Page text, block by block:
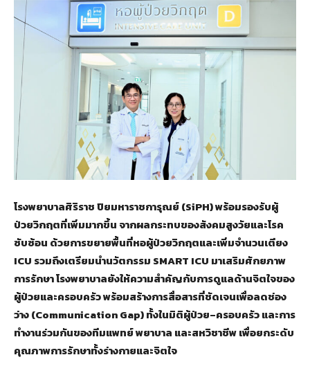
โรงพยาบาลศิริราช ปิยมหาราชการุณย์ (SiPH) พร้อมรองรับผู้
ป่วยวิกฤตที่เพิ่มมากขึ้น จากผลกระทบของสังคมสูงวัยและโรค
ซับซ้อน ด้วยการขยายพื้นที่หอผู้ป่วยวิกฤตและเพิ่มจำนวนเตียง
ICU รวมถึงเตรียมนำนวัตกรรม SMART ICU มาเสริมศักยภาพ
การรักษา โรงพยาบาลยังให้ความสำคัญกับการดูแลด้านจิตใจของ
ผู้ป่วยและครอบครัว พร้อมสร้างการสื่อสารที่ชัดเจนเพื่อลดช่อง
ว่าง (Communication Gap) ทั้งในมิติผู้ป่วย–ครอบครัว และการ
ทำงานร่วมกันของทีมแพทย์ พยาบาล และสหวิชาชีพ เพื่อยกระดับ
คุณภาพการรักษาทั้งร่างกายและจิตใจ